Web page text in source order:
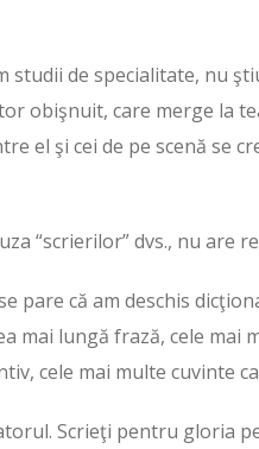
de specialitate, nu
obişnuit, care merge la
el şi cei de pe scenă se
“scrierilor” dvs., nu are
pare că am deschis
mai lungă frază, cele mai
cele mai multe cuvinte
Scrieţi pentru gloria